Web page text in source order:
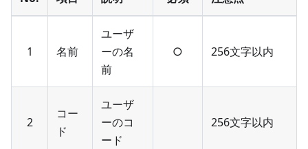
1 名前
ユーザ
ーの名
前
○ 256文字以内
2
コー
ド
ユーザ
ーのコ
ード
256文字以内